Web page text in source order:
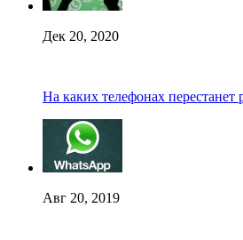
Дек 20, 2020
На каких телефонах перестанет
Авг 20, 2019